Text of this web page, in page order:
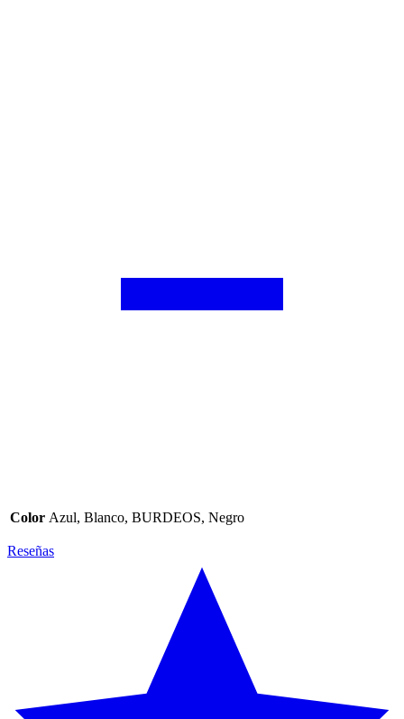
Color Azul, Blanco, BURDEOS, Negro
Reseñas